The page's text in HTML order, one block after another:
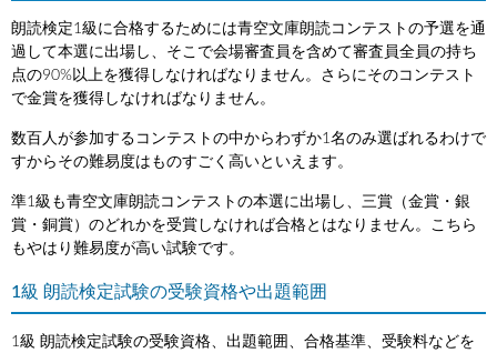
朗読検定1級に合格するためには青空文庫朗読コンテストの予選を通
過して本選に出場し、そこで会場審査員を含めて審査員全員の持ち
点の90%以上を獲得しなければなりません。さらにそのコンテスト
で金賞を獲得しなければなりません。
数百人が参加するコンテストの中からわずか1名のみ選ばれるわけで
すからその難易度はものすごく高いといえます。
準1級も青空文庫朗読コンテストの本選に出場し、三賞（金賞・銀
賞・銅賞）のどれかを受賞しなければ合格とはなりません。こちら
もやはり難易度が高い試験です。
1級 朗読検定試験の受験資格や出題範囲
1級 朗読検定試験の受験資格、出題範囲、合格基準、受験料などを